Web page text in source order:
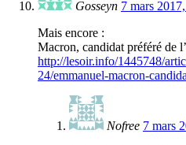
Gosseyn 7 mars
Mais encore :
Macron, candidat préféré de
http://lesoir.info/1445748/
24/emmanuel-macron-
Nofree 7 mars